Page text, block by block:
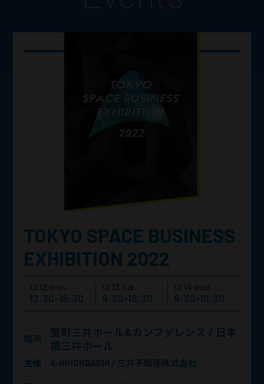
TOKYO SPACE BUSINESS
EXHIBITION 2022
12.12 mon
12:30-18:30
12.13 tue
9:30-18:30
12.14 wed
9:30-18:30
場所
室町三井ホール&カンファレンス / 日本
橋三井ホール
主催 X-NIHONBASHI / 三井不動産株式会社